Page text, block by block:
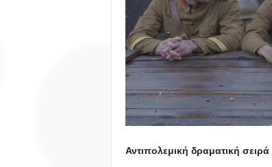
Αντιπολεμική δραματική σειρά